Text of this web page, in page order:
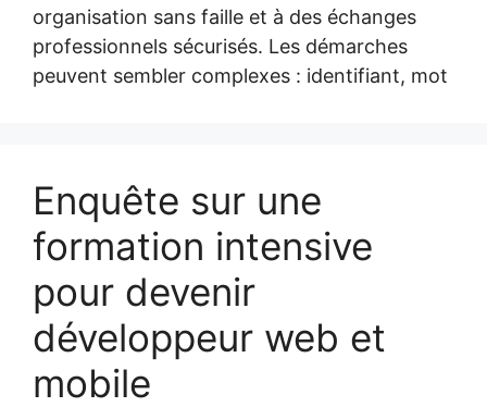
organisation sans faille et à des échanges
professionnels sécurisés. Les démarches
peuvent sembler complexes : identifiant, mot
Enquête sur une
formation intensive
pour devenir
développeur web et
mobile